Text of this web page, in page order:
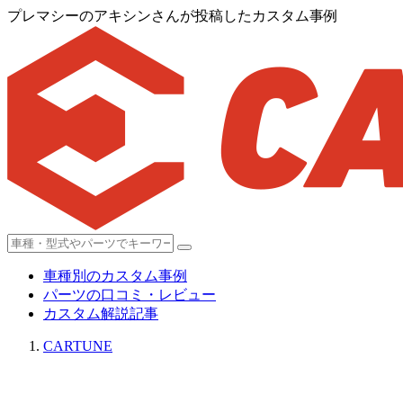
プレマシーのアキシンさんが投稿したカスタム事例
車種別のカスタム事例
パーツの口コミ・レビュー
カスタム解説記事
CARTUNE